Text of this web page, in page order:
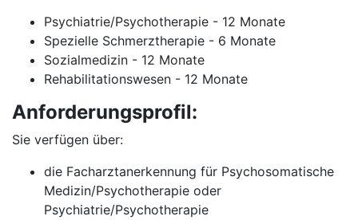
Psychiatrie/Psychotherapie - 12 Monate
Spezielle Schmerztherapie - 6 Monate
Sozialmedizin - 12 Monate
Rehabilitationswesen - 12 Monate
Anforderungsprofil:
Sie verfügen über:
die Facharztanerkennung für Psychosomatische
Medizin/Psychotherapie oder
Psychiatrie/Psychotherapie